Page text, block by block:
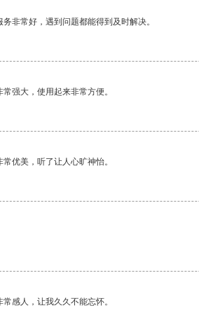
非常好，遇到问题都能得到及时解决。
强大，使用起来非常方便。
优美，听了让人心旷神怡。
感人，让我久久不能忘怀。